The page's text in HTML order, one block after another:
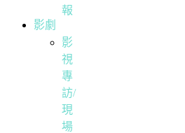
報
影劇
影
視
專
訪/
現
場